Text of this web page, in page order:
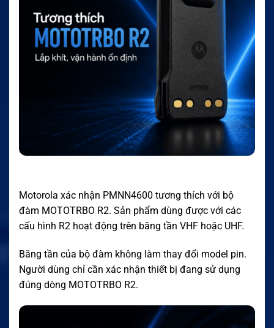
Motorola xác nhận PMNN4600 tương thích với bộ
đàm MOTOTRBO R2. Sản phẩm dùng được với các
cấu hình R2 hoạt động trên băng tần VHF hoặc UHF.
Băng tần của bộ đàm không làm thay đổi model pin.
Người dùng chỉ cần xác nhận thiết bị đang sử dụng
đúng dòng MOTOTRBO R2.